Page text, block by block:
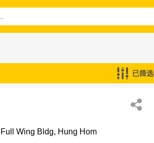
已筛选
Full Wing Bldg, Hung Hom